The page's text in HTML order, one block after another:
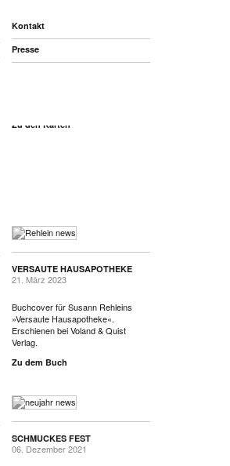
Kontakt
Presse
*
Zu den Karten
VERSAUTE HAUSAPOTHEKE
21. März 2023
Buchcover für Susann Rehleins
»Versaute Hausapotheke«.
Erschienen bei Voland & Quist
Verlag.
Zu dem Buch
SCHMUCKES FEST
06. Dezember 2021